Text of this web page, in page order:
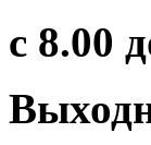
с 8.00